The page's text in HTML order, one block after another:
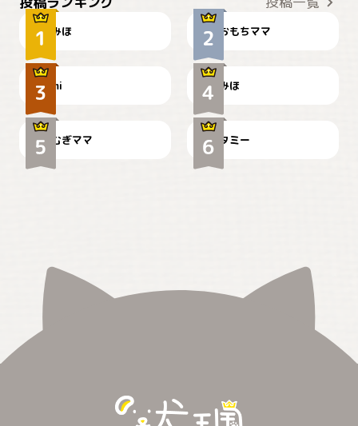
みほ おもちママ
可愛い？
mi
見てるぞぉ
みほ
🌻とむぎ！
むぎママ
ドーベルマンのお友達邸に
て
タミー